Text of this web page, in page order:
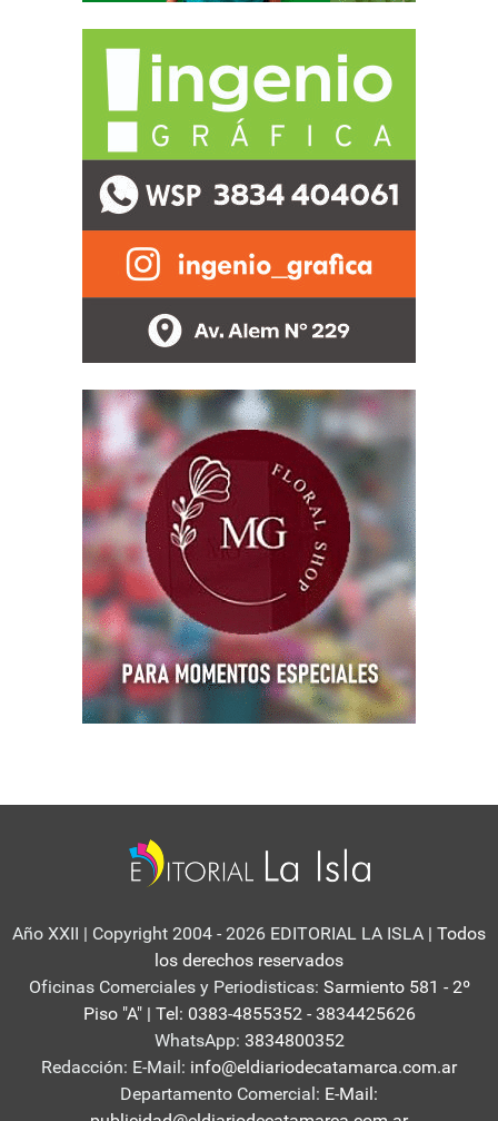
Año XXII | Copyright 2004 - 2026 EDITORIAL LA ISLA | Todos
los derechos reservados
Oficinas Comerciales y Periodisticas: Sarmiento 581 - 2º
Piso "A" | Tel: 0383-4855352 - 3834425626
WhatsApp: 3834800352
Redacción: E-Mail: info@eldiariodecatamarca.com.ar
Departamento Comercial: E-Mail: